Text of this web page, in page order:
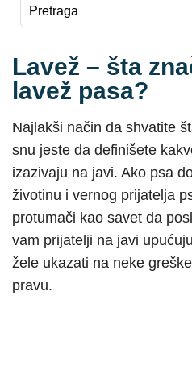
Lavež – šta
lavež pasa?
Najlakši način da shvatite
snu jeste da definišete
izazivaju na javi. Ako psa
životinu i vernog prijatelja
protumači kao savet da
vam prijatelji na javi
žele ukazati na neke
pravu.